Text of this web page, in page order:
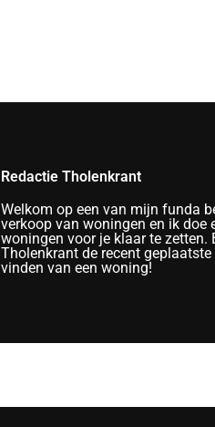
Redactie Tholenkrant
Welkom op een van mijn funda
verkoop van woningen en ik doe
woningen voor je klaar te zetten.
Tholenkrant de recent
vinden van een woning!